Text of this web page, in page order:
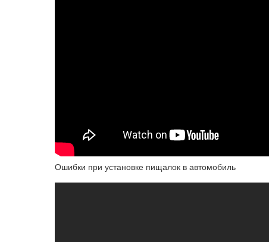
Ошибки при установке пищалок в автомобиль